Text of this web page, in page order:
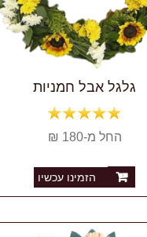
גלגל אבל חמניות
החל מ-180 ₪
הזמינו עכשיו